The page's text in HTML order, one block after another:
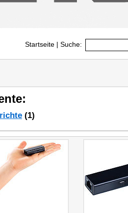
Startseite | Suche:
(1)